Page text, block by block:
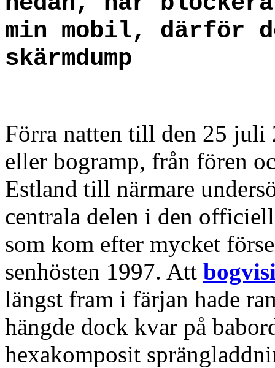
min mobil, därför
skärmdump
Förra natten till den 25 juli
eller bogramp, från fören
Estland till närmare
centrala delen i den
som kom efter mycket
senhösten 1997. Att
längst fram i färjan hade
hängde dock kvar på
hexakomposit